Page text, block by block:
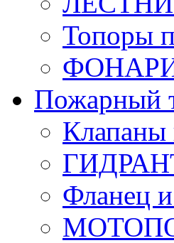
Топоры
ФОНАРИ
Пожарный
Клапаны
Фланец